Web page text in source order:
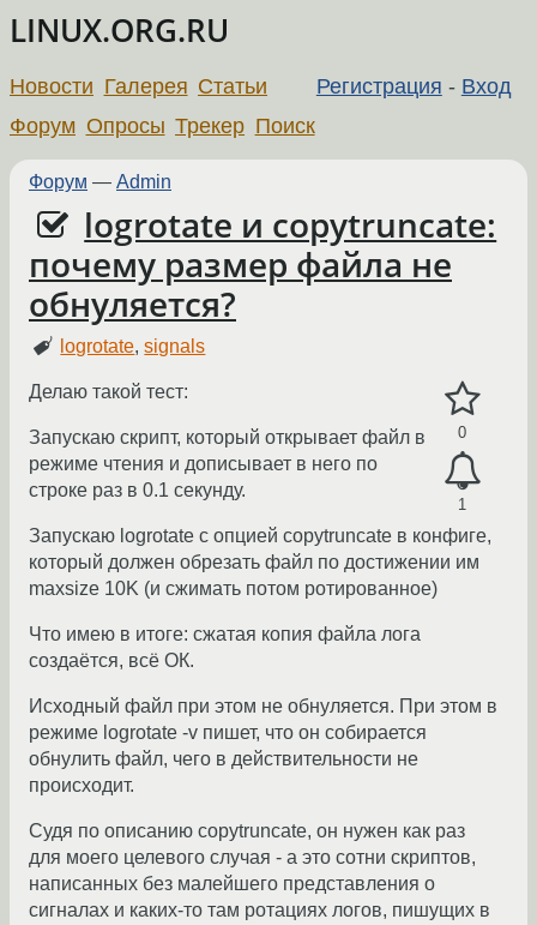
LINUX.ORG.RU
Регистрация - Вход
Новости Галерея Статьи
Форум Опросы Трекер Поиск
Форум — Admin
logrotate и copytruncate:
почему размер файла не
обнуляется?
logrotate,signals
0
1
Делаю такой тест:
Запускаю скрипт, который открывает файл в
режиме чтения и дописывает в него по
строке раз в 0.1 секунду.
Запускаю logrotate с опцией copytruncate в конфиге,
который должен обрезать файл по достижении им
maxsize 10K (и сжимать потом ротированное)
Что имею в итоге: сжатая копия файла лога
создаётся, всё ОК.
Исходный файл при этом не обнуляется. При этом в
режиме logrotate -v пишет, что он собирается
обнулить файл, чего в действительности не
происходит.
Судя по описанию copytruncate, он нужен как раз
для моего целевого случая - а это сотни скриптов,
написанных без малейшего представления о
сигналах и каких-то там ротациях логов, пишущих в